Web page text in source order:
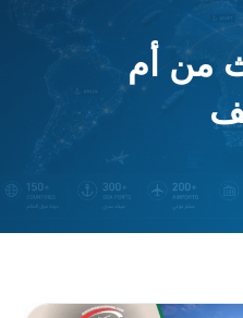
من أم